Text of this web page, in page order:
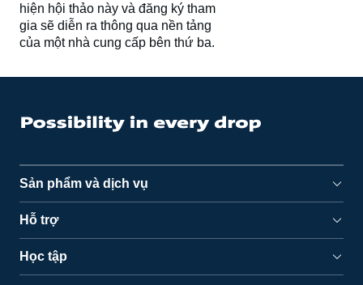
hiện hội thảo này và đăng ký tham
gia sẽ diễn ra thông qua nền tảng
của một nhà cung cấp bên thứ ba.
Sản phẩm và dịch vụ
Hỗ trợ
Học tập